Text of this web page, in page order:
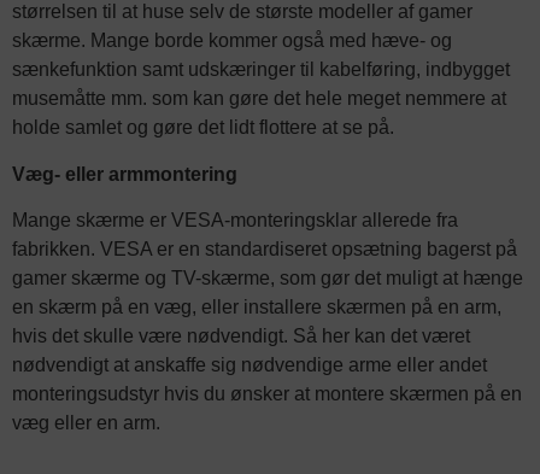
størrelsen til at huse selv de største modeller af gamer
skærme. Mange borde kommer også med hæve- og
sænkefunktion samt udskæringer til kabelføring, indbygget
musemåtte mm. som kan gøre det hele meget nemmere at
holde samlet og gøre det lidt flottere at se på.
Væg- eller armmontering
Mange skærme er VESA-monteringsklar allerede fra
fabrikken. VESA er en standardiseret opsætning bagerst på
gamer skærme og TV-skærme, som gør det muligt at hænge
en skærm på en væg, eller installere skærmen på en arm,
hvis det skulle være nødvendigt. Så her kan det været
nødvendigt at anskaffe sig nødvendige arme eller andet
monteringsudstyr hvis du ønsker at montere skærmen på en
væg eller en arm.